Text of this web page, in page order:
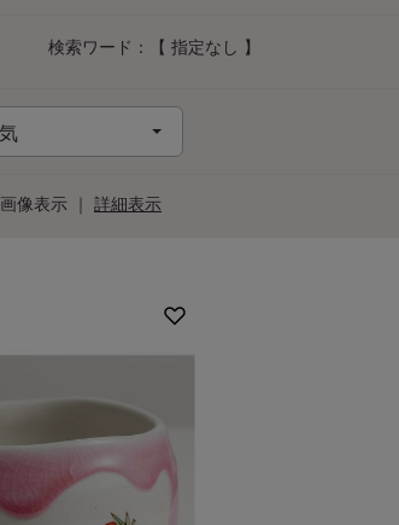
検索ワード：【 指定なし 】
画像表示 ｜ 詳細表示